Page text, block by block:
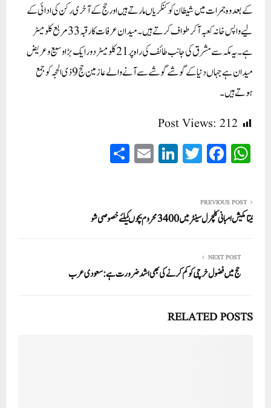
کے بعد وہ جمرات میں شیطان کو کنکریاں مارتے ہیں اور حج کے آخری رکن کی ادائی کے
لیے واپس خانہ کعبہ آ کر طواف کرتے ہیں۔ میدان عرفات کا رقبہ 33 مربع کلو میٹر
ہے۔ یہ مکہ سے مشرق کی جانب طائف کی راہ پر 21 کلو میٹر دور ایک بڑا وسیع و عریض
میدان ہے جہاں دنیا کے گوشے گوشے سے آنے والے عازمین حج 9 ذی الحجہ کو جمع
ہوتے ہیں۔
Post Views: 212
W
ha
A
pp
Fa
ce
ok
T
wi
r
Li
nk
In
E
m
PREVIOUS POST
نیتا مکیش امبانی کلچرل سینٹر میں 3400 محروم بچوںکیلئے خصوصی شو
NEXT POST
حج میں فضول خرچی کو کم کرنے کی بھی اشد ضرورت ہے: سعودی عرب
RELATED POSTS